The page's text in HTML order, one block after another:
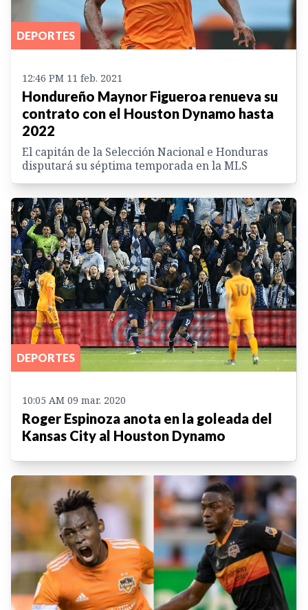
DEPORTES
12:46 PM 11 feb. 2021
Hondureño Maynor Figueroa renueva su
contrato con el Houston Dynamo hasta
2022
El capitán de la Selección Nacional e Honduras
disputará su séptima temporada en la MLS
DEPORTES
10:05 AM 09 mar. 2020
Roger Espinoza anota en la goleada del
Kansas City al Houston Dynamo